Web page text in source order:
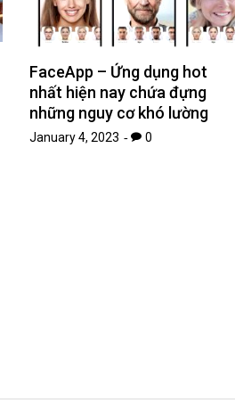
FaceApp – Ứng dụng hot
nhất hiện nay chứa đựng
những nguy cơ khó lường
January 4, 2023 0